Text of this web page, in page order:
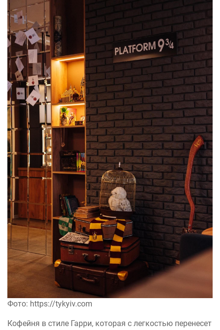
Фото: https://tykyiv.com
Кофейня в стиле Гарри, которая с легкостью перенесет